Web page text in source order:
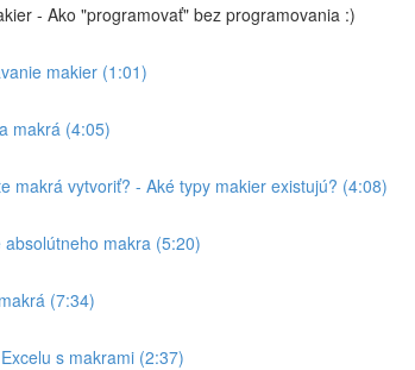
- Ako "programovať" bez programovania :)
makier (1:01)
makrá (4:05)
makrá vytvoriť? - Aké typy makier existujú? (4:08)
absolútneho makra (5:20)
(7:34)
s makrami (2:37)